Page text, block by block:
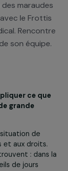
à leur
à des
avec le
médical.
expliquer ce
de grande